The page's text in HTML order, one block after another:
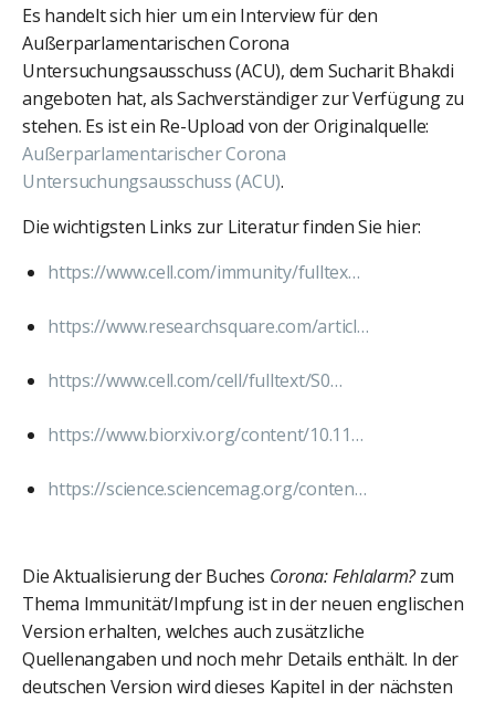
Es handelt sich hier um ein Interview für den
Außerparlamentarischen Corona
Untersuchungsausschuss (ACU), dem Sucharit Bhakdi
angeboten hat, als Sachverständiger zur Verfügung zu
stehen. Es ist ein Re-Upload von der Originalquelle:
Außerparlamentarischer Corona
Untersuchungsausschuss (ACU).
Die wichtigsten Links zur Literatur finden Sie hier:
https://www.cell.com/immunity/fulltex…
https://www.researchsquare.com/articl…
https://www.cell.com/cell/fulltext/S0…
https://www.biorxiv.org/content/10.11…
https://science.sciencemag.org/conten…
Die Aktualisierung der Buches Corona: Fehlalarm?zum
Thema Immunität/Impfung ist in der neuen englischen
Version erhalten, welches auch zusätzliche
Quellenangaben und noch mehr Details enthält. In der
deutschen Version wird dieses Kapitel in der nächsten